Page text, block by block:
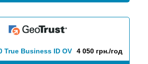
True Business ID OV 4 050 грн./год